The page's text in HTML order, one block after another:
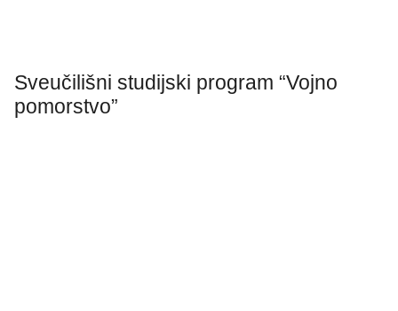
Sveučilišni studijski program “Vojno
pomorstvo”